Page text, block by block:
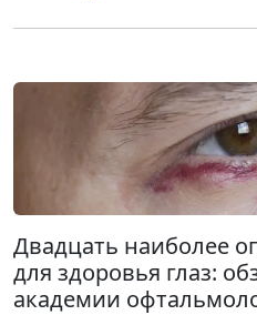
Двадцать наиболее
для здоровья глаз:
академии